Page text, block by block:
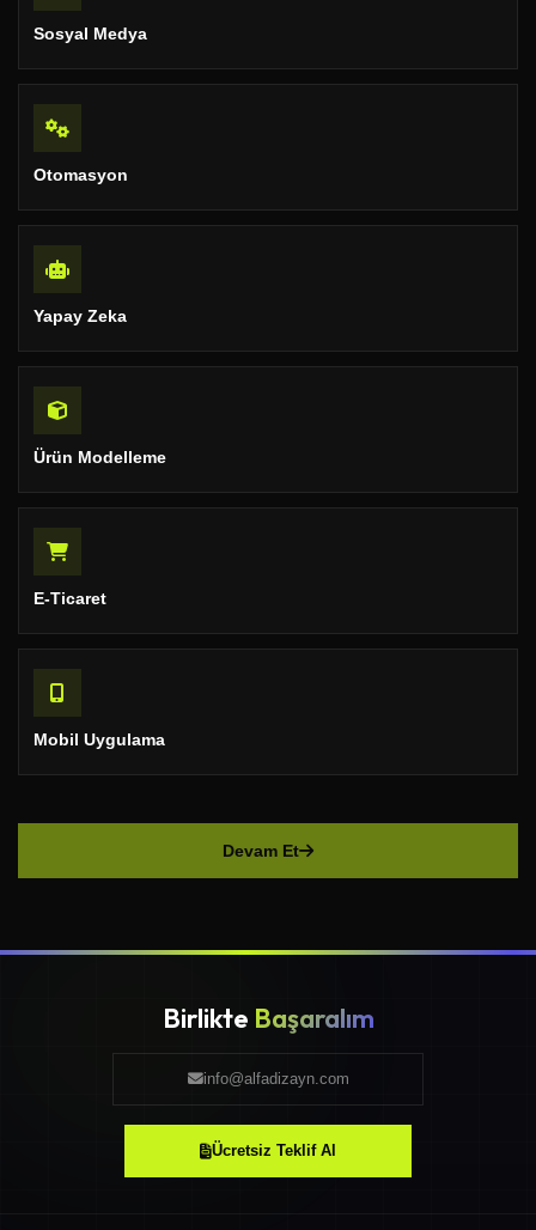
Sosyal Medya
Otomasyon
Yapay Zeka
Ürün Modelleme
E-Ticaret
Mobil Uygulama
Devam Et
Birlikte Başaralım
info@alfadizayn.com
Ücretsiz Teklif Al